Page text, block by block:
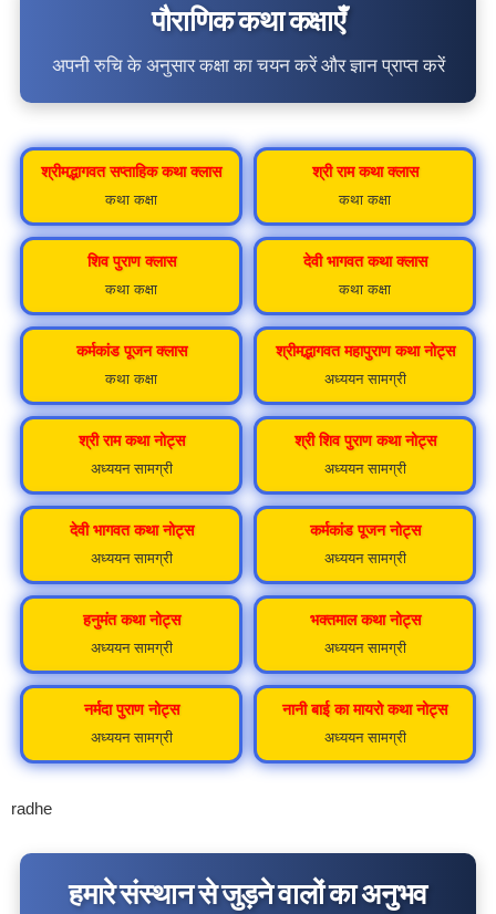
पौराणिक कथा कक्षाएँ
अपनी रुचि के अनुसार कक्षा का चयन करें और ज्ञान प्राप्त करें
श्रीमद्भागवत सप्ताहिक कथा क्लास
कथा कक्षा
श्री राम कथा क्लास
कथा कक्षा
शिव पुराण क्लास
कथा कक्षा
देवी भागवत कथा क्लास
कथा कक्षा
कर्मकांड पूजन क्लास
कथा कक्षा
श्रीमद्भागवत महापुराण कथा नोट्स
अध्ययन सामग्री
श्री राम कथा नोट्स
अध्ययन सामग्री
श्री शिव पुराण कथा नोट्स
अध्ययन सामग्री
देवी भागवत कथा नोट्स
अध्ययन सामग्री
कर्मकांड पूजन नोट्स
अध्ययन सामग्री
हनुमंत कथा नोट्स
अध्ययन सामग्री
भक्तमाल कथा नोट्स
अध्ययन सामग्री
नर्मदा पुराण नोट्स
अध्ययन सामग्री
नानी बाई का मायरो कथा नोट्स
अध्ययन सामग्री
radhe
हमारे संस्थान से जुड़ने वालों का अनुभव